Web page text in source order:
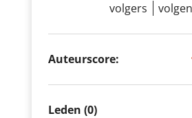
volgers
Auteurscore:
Leden (0)